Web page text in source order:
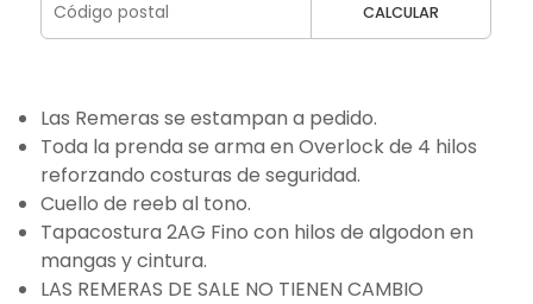
CALCULAR
Las Remeras se estampan a pedido.
Toda la prenda se arma en Overlock de 4 hilos
reforzando costuras de seguridad.
Cuello de reeb al tono.
Tapacostura 2AG Fino con hilos de algodon en
mangas y cintura.
LAS REMERAS DE SALE NO TIENEN CAMBIO